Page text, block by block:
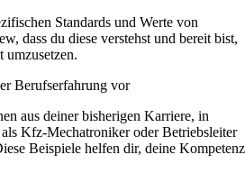
Standards und Werte von
dass du diese verstehst und bereit bist,
umzusetzen.
Berufserfahrung vor
aus deiner bisherigen Karriere, in
Kfz-Mechatroniker oder Betriebsleiter
Beispiele helfen dir, deine Kompetenz